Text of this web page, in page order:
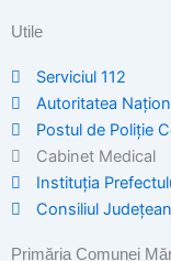
Utile
Serviciul 112
Autoritatea
Postul de Poliţie
Cabinet Medical
Instituția
Consiliul
Primăria Comunei